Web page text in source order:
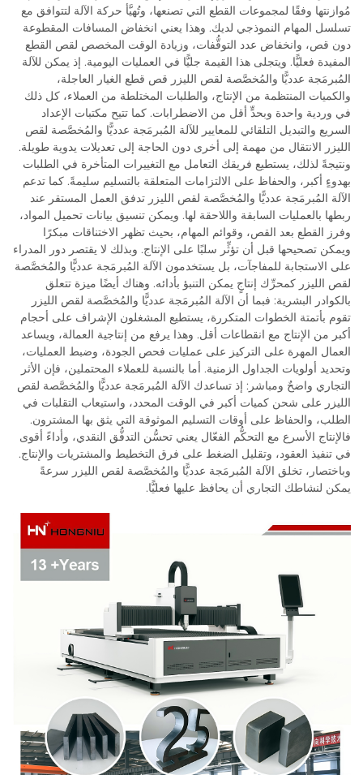
مُوازنتها وفقًا لمجموعات القطع التي تصنعها، وتُهيَّأ حركة الآلة لتتوافق مع
تسلسل المهام النموذجي لديك. وهذا يعني انخفاض المسافات المقطوعة
دون قص، وانخفاض عدد التوقُّفات، وزيادة الوقت المخصص لقص القطع
المفيدة فعليًّا. ويتجلى هذا القيمة جليًّا في العمليات اليومية. إذ يمكن للآلة
المُبرمَجة عدديًّا والمُخصَّصة لقص الليزر قص قطع الغيار العاجلة،
والكميات المنتظمة من الإنتاج، والطلبات المختلطة من العملاء، كل ذلك
في وردية واحدة وبحدٍّ أقل من الاضطرابات. كما تتيح مكتبات الإعداد
السريع والتبديل التلقائي للمعايير للآلة المُبرمَجة عدديًّا والمُخصَّصة لقص
الليزر الانتقال من مهمة إلى أخرى دون الحاجة إلى تعديلات يدوية طويلة.
ونتيجةً لذلك، يستطيع فريقك التعامل مع التغييرات المتأخرة في الطلبات
بهدوءٍ أكبر، والحفاظ على الالتزامات المتعلقة بالتسليم سليمةً. كما تدعم
الآلة المُبرمَجة عدديًّا والمُخصَّصة لقص الليزر تدفق العمل المستقر عند
ربطها بالعمليات السابقة واللاحقة لها. ويمكن تنسيق بيانات تحميل المواد،
وفرز القطع بعد القص، وقوائم المهام، بحيث تظهر الاختناقات مبكرًا
ويمكن تصحيحها قبل أن تؤثِّر سلبًا على الإنتاج. وبذلك لا يقتصر دور المدراء
على الاستجابة للمفاجآت، بل يستخدمون الآلة المُبرمَجة عدديًّا والمُخصَّصة
لقص الليزر كمحرِّك إنتاجٍ يمكن التنبؤ بأدائه. وهناك أيضًا ميزة تتعلق
بالكوادر البشرية: فبما أن الآلة المُبرمَجة عدديًّا والمُخصَّصة لقص الليزر
تقوم بأتمتة الخطوات المتكررة، يستطيع المشغلون الإشراف على أحجام
أكبر من الإنتاج مع انقطاعات أقل. وهذا يرفع من إنتاجية العمالة، ويساعد
العمال المهرة على التركيز على عمليات فحص الجودة، وضبط العمليات،
وتحديد أولويات الجداول الزمنية. أما بالنسبة للعملاء المحتملين، فإن الأثر
التجاري واضحٌ ومباشر: إذ تساعدك الآلة المُبرمَجة عدديًّا والمُخصَّصة لقص
الليزر على شحن كميات أكبر في الوقت المحدد، واستيعاب التقلبات في
الطلب، والحفاظ على أوقات التسليم الموثوقة التي يثق بها المشترون.
فالإنتاج الأسرع مع التحكُّم الفعّال يعني تحسُّن التدفُّق النقدي، وأداءً أقوى
في تنفيذ العقود، وتقليل الضغط على فرق التخطيط والمشتريات والإنتاج.
وباختصار، تخلق الآلة المُبرمَجة عدديًّا والمُخصَّصة لقص الليزر سرعةً
يمكن لنشاطك التجاري أن يحافظ عليها فعليًّا.